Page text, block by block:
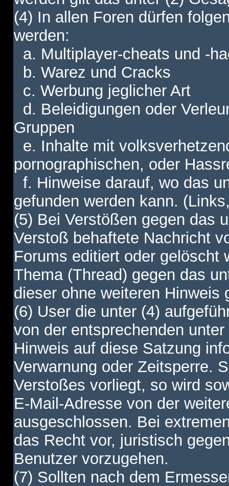
(4) In allen Foren dürfen
werden:
a. Multiplayer-cheats und -
b. Warez und Cracks
c. Werbung jeglicher Art
d. Beleidigungen oder
Gruppen
e. Inhalte mit
pornographischen, oder
f. Hinweise darauf, wo das
gefunden werden kann.
(5) Bei Verstößen gegen das
Verstoß behaftete Nachricht
Forums editiert oder gelöscht
Thema (Thread) gegen das
dieser ohne weiteren Hinweis
(6) User die unter (4)
von der entsprechenden
Hinweis auf diese Satzung
Verwarnung oder Zeitsperre.
Verstoßes vorliegt, so wird
E-Mail-Adresse von der
ausgeschlossen. Bei
das Recht vor, juristisch
Benutzer vorzugehen.
(7) Sollten nach dem